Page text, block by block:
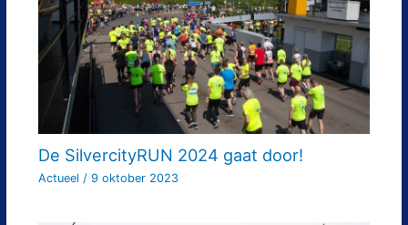
De SilvercityRUN 2024 gaat door!
Actueel / 9 oktober 2023